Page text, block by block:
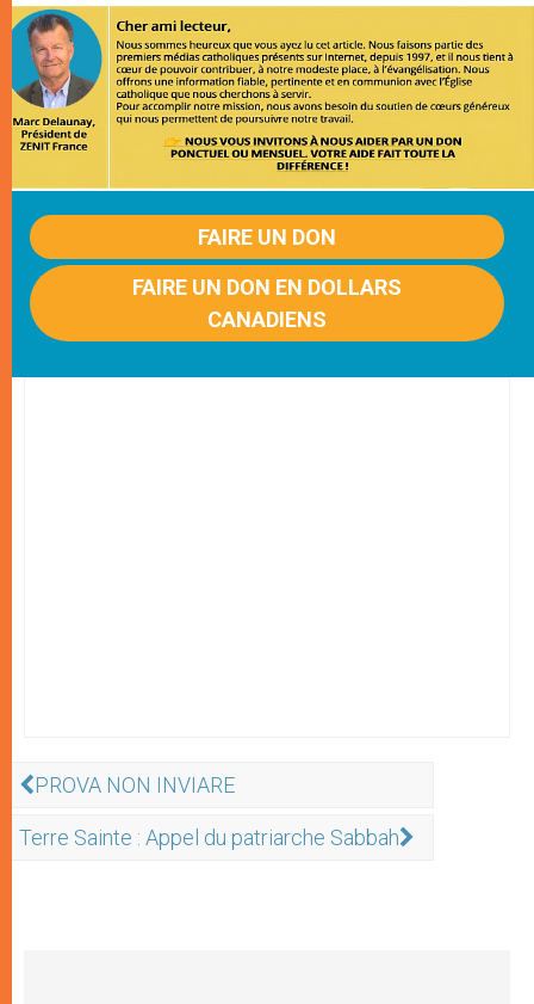
FAIRE UN DON
FAIRE UN DON EN DOLLARS
CANADIENS
PROVA NON INVIARE
Terre Sainte : Appel du patriarche Sabbah